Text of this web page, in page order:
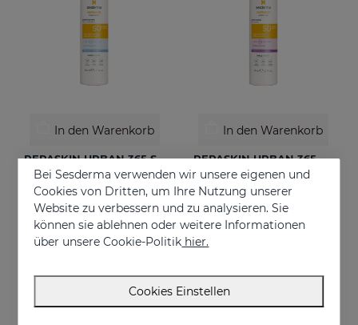
In den Warenkorb
REPASKIN URBAN 365 Sensitive LSF50+
Gesichtssonnenschutz für empfindliche Haut
€ 30,95
In den Warenkorb
REPASKIN URBAN 365 Anti-Aging LSF50
€ 30,95
Bei Sesderma verwenden wir unsere eigenen und
Cookies von Dritten, um Ihre Nutzung unserer
Website zu verbessern und zu analysieren. Sie
können sie ablehnen oder weitere Informationen
über unsere Cookie-Politik hier.
Cookies Einstellen